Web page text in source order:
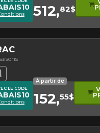
512,82$
niveau sonore
de roulement
LE CODE
À partir de
152,55$